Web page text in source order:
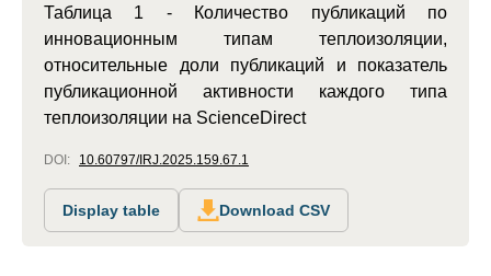
Таблица 1 - Количество публикаций по
инновационным типам теплоизоляции,
относительные доли публикаций и показатель
публикационной активности каждого типа
теплоизоляции на ScienceDirect
DOI: 10.60797/IRJ.2025.159.67.1
Display table Download CSV